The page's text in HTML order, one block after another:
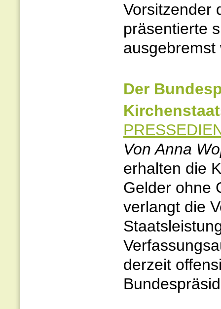
Vorsitzender
präsentierte
ausgebremst
Der
Von Anna
erhalten die
Gelder ohne
verlangt die
derzeit